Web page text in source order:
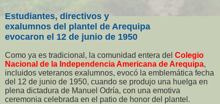
Estudiantes, directivos y
exalumnos del plantel de Arequipa
evocaron el 12 de junio de 1950
Como ya es tradicional, la comunidad entera del Colegio
Nacional de la Independencia Americana de Arequipa,
incluidos veteranos exalumnos, evocó la emblemática fecha
del 12 de junio de 1950, cuando se produjo una huelga en
plena dictadura de Manuel Odría, con una emotiva
ceremonia celebrada en el patio de honor del plantel.